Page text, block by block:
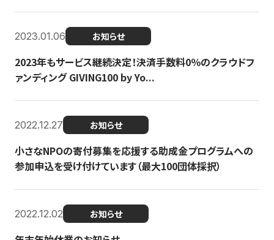
2023.01.06 お知らせ
2023年もサービス継続決定！決済手数料0％のクラウドフ
ァンディング GIVING100 by Yo...
2022.12.27 お知らせ
小さなNPOの寄付募集を応援する助成金プログラムへの
参加申込を受け付けています（最大100団体採択）
2022.12.02 お知らせ